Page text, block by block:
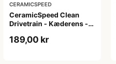
CERAMICSPEED
CeramicSpeed Clean
Drivetrain - Kæderens -
189,00 kr